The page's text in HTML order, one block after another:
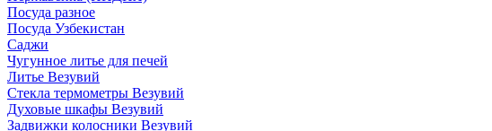
Посуда разное
Посуда Узбекистан
Саджи
Чугунное литье для печей
Литье Везувий
Стекла термометры Везувий
Духовые шкафы Везувий
Задвижки колосники Везувий